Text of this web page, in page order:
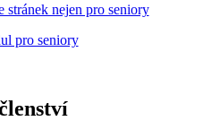
stránek nejen pro seniory